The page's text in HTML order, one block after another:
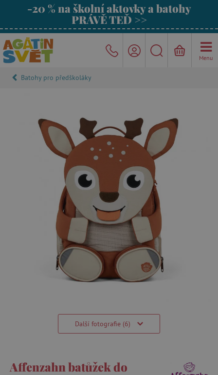
-20 % na školní aktovky a batohy
PRÁVĚ TEĎ >>
Menu
Batohy pro předškoláky
Další fotografie (6)
Affenzahn batůžek do